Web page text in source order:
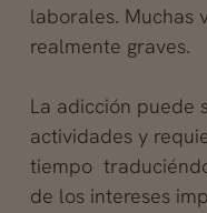
laborales. Muchas
realmente graves.
La adicción puede
actividades y
tiempo
de los intereses